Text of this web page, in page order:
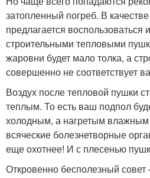
затопленный погреб. В
предлагается
строительными тепловыми
жаровни будет мало толка, а
совершенно не соответствует
Воздух после тепловой пушки
теплым. То есть ваш подпол
холодным, а нагретым влажным
всяческие болезнетворные
еще охотнее! И с плесенью
Откровенно бесполезный совет